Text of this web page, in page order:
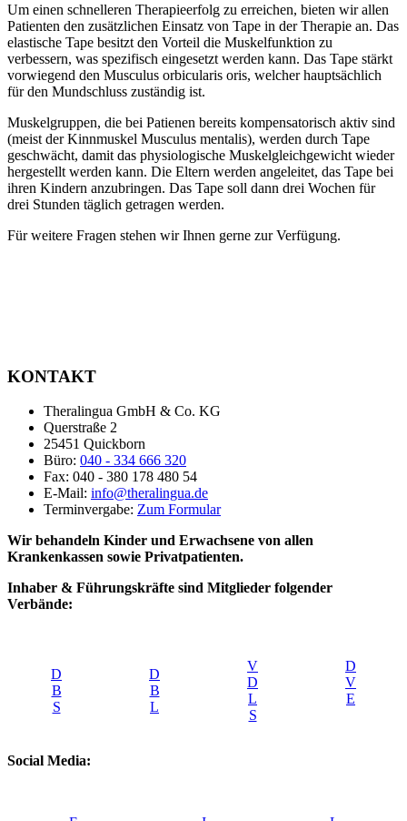
Um einen schnelleren Therapieerfolg zu erreichen, bieten wir allen
Patienten den zusätzlichen Einsatz von Tape in der Therapie an. Das
elastische Tape besitzt den Vorteil die Muskelfunktion zu
verbessern, was spezifisch eingesetzt werden kann. Das Tape stärkt
vorwiegend den Musculus orbicularis oris, welcher hauptsächlich
für den Mundschluss zuständig ist.
Muskelgruppen, die bei Patienen bereits kompensatorisch aktiv sind
(meist der Kinnmuskel Musculus mentalis), werden durch Tape
geschwächt, damit das physiologische Muskelgleichgewicht wieder
hergestellt werden kann. Die Eltern werden angeleitet, das Tape bei
ihren Kindern anzubringen. Das Tape soll dann drei Wochen für
drei Stunden täglich getragen werden.
Für weitere Fragen stehen wir Ihnen gerne zur Verfügung.
KONTAKT
Theralingua GmbH & Co. KG
Querstraße 2
25451 Quickborn
Büro: 040 - 334 666 320
Fax: 040 - 380 178 480 54
E-Mail: info@theralingua.de
Terminvergabe: Zum Formular
Wir behandeln Kinder und Erwachsene von allen
Krankenkassen sowie Privatpatienten.
Inhaber & Führungskräfte sind Mitglieder folgender
Verbände:
D
B
S
D
B
L
V
D
L
S
D
V
E
Social Media: